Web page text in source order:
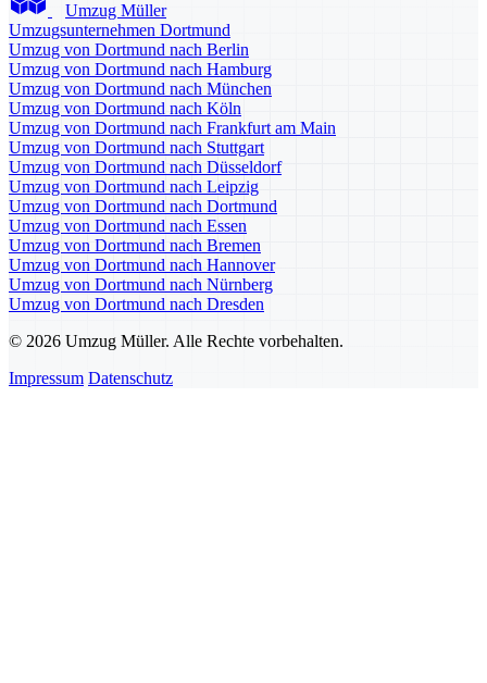
Umzug Müller
Umzugsunternehmen Dortmund
Umzug von Dortmund nach Berlin
Umzug von Dortmund nach Hamburg
Umzug von Dortmund nach München
Umzug von Dortmund nach Köln
Umzug von Dortmund nach Frankfurt am Main
Umzug von Dortmund nach Stuttgart
Umzug von Dortmund nach Düsseldorf
Umzug von Dortmund nach Leipzig
Umzug von Dortmund nach Dortmund
Umzug von Dortmund nach Essen
Umzug von Dortmund nach Bremen
Umzug von Dortmund nach Hannover
Umzug von Dortmund nach Nürnberg
Umzug von Dortmund nach Dresden
© 2026 Umzug Müller. Alle Rechte vorbehalten.
Impressum Datenschutz